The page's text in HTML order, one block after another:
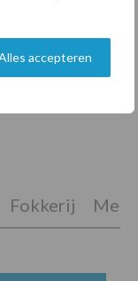
accepteren
en
in
Fokkerij